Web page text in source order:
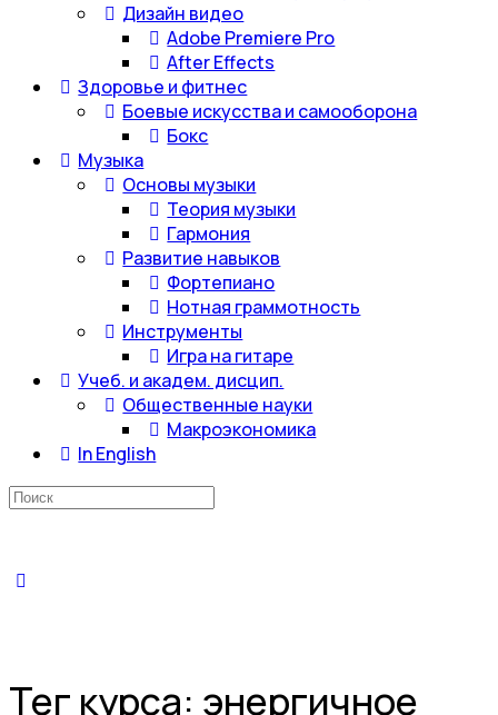
Дизайн видео
Adobe Premiere Pro
After Effects
Здоровье и фитнес
Боевые искусства и самооборона
Бокс
Музыка
Основы музыки
Теория музыки
Гармония
Развитие навыков
Фортепиано
Нотная граммотность
Инструменты
Игра на гитаре
Учеб. и академ. дисцип.
Общественные науки
Макроэкономика
In English
Искать:
Тег курса: энергичное